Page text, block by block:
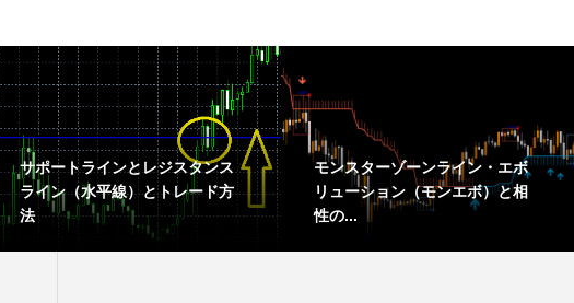
サポートラインとレジスタンス
ライン（水平線）とトレード方
法
モンスターゾーンライン・エボ
リューション（モンエボ）と相
性の...